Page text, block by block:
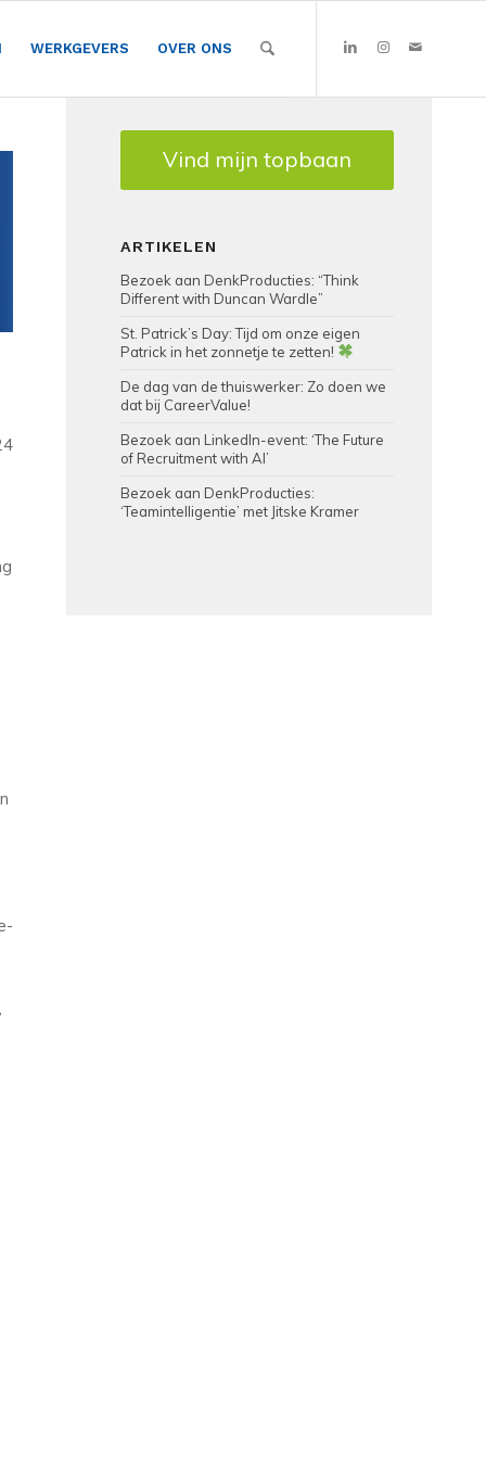
WERKGEVERS OVER ONS
Vind mijn topbaan
ARTIKELEN
Bezoek aan DenkProducties: “Think
Different with Duncan Wardle”
St. Patrick’s Day: Tijd om onze eigen
Patrick in het zonnetje te zetten!
De dag van de thuiswerker: Zo doen we
dat bij CareerValue!
Bezoek aan LinkedIn-event: ‘The Future
of Recruitment with AI’
Bezoek aan DenkProducties:
‘Teamintelligentie’ met Jitske Kramer